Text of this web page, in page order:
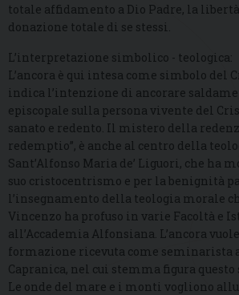
totale affidamento a Dio Padre, la
donazione totale di se stessi.
L’interpretazione simbolico - teologica:
L’ancora è qui intesa come simbolo del
indica l’intenzione di ancorare
episcopale sulla persona vivente del
sanato e redento. Il mistero della
redemptio”, è anche al centro della
Sant’Alfonso Maria de’ Liguori, che ha
suo cristocentrismo e per la benignità
l’insegnamento della teologia morale
Vincenzo ha profuso in varie Facoltà e
all’Accademia Alfonsiana. L’ancora
formazione ricevuta come seminarista
Capranica, nel cui stemma figura questo
Le onde del mare e i monti vogliono